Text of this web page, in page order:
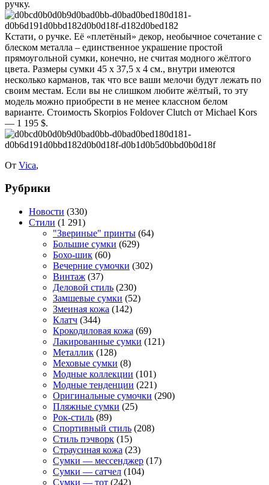
ручку.
Кстати, о ручке. Её «плетёный» декор, необычное сочетание с
блеском металла – единственное украшение простой
прямоугольной сумки, конечно, не считая модного жёлтого
цвета. Размеры сумки 45 х 37,5 х 4 см., внутри имеются
несколько карманов, так что все ваши мелочи будут лежать по
своим местам. Если вы не слишком любите жёлтый, то эту
модель можно приобрести в не менее классном белом
варианте. Стоимость Skorpios Foldover Clutch от Michael Kors
— 1 195 $.
От Vica,
Рубрики
Новости (330)
Стили (1 291)
"Звериные" принты (64)
Большие сумки (629)
Бохо-шик (60)
Вечерние сумочки (302)
Винтаж (37)
Деловой стиль (230)
Замшевые сумки (52)
Змеиная кожа (142)
Клатч (344)
Крокодиловая кожа (69)
Лакированные сумки (121)
Металлик (128)
Меховые сумки (8)
Модные коллекции (101)
Модные тенденции (221)
Оригинальные сумочки (290)
Пляжные сумки (25)
Рок-стиль (89)
Спортивный стиль (208)
Стиль пэчворк (15)
Страусиная кожа (23)
Сумки — мессенджер (17)
Сумки — сатчел (104)
Сумки — тот (242)